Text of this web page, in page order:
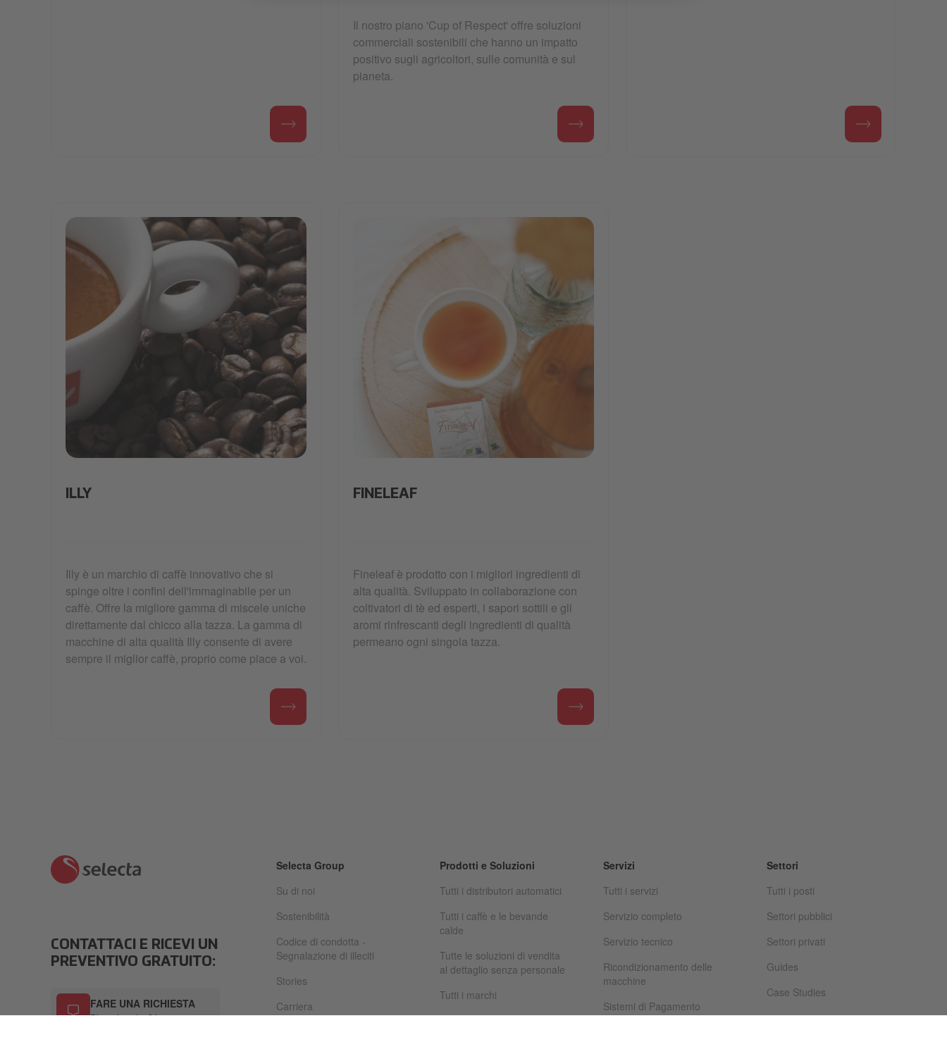
Il nostro piano 'Cup of Respect' offre soluzioni
commerciali sostenibili che hanno un impatto
positivo sugli agricoltori, sulle comunità e sul
pianeta.
ILLY
Illy è un marchio di caffè innovativo che si
spinge oltre i confini dell'immaginabile per un
caffè. Offre la migliore gamma di miscele uniche
direttamente dal chicco alla tazza. La gamma di
macchine di alta qualità Illy consente di avere
sempre il miglior caffè, proprio come piace a voi.
FINELEAF
Fineleaf è prodotto con i migliori ingredienti di
alta qualità. Sviluppato in collaborazione con
coltivatori di tè ed esperti, i sapori sottili e gli
aromi rinfrescanti degli ingredienti di qualità
permeano ogni singola tazza.
CONTATTACI E RICEVI UN
PREVENTIVO GRATUITO:
FARE UNA RICHIESTA
Risposta entro 24 ore
Selecta Group
Su di noi
Sostenibilità
Codice di condotta -
Segnalazione di illeciti
Stories
Carriera
Prodotti e Soluzioni
Tutti i distributori automatici
Tutti i caffè e le bevande
calde
Tutte le soluzioni di vendita
al dettaglio senza personale
Tutti i marchi
Servizi
Tutti i servizi
Servizio completo
Servizio tecnico
Ricondizionamento delle
macchine
Sistemi di Pagamento
Settori
Tutti i posti
Settori pubblici
Settori privati
Guides
Case Studies